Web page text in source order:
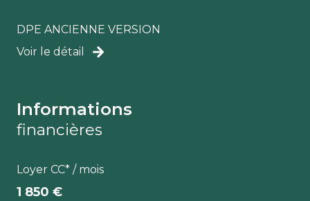
DPE ANCIENNE VERSION
Voir le détail
Informations
financières
Loyer CC* / mois
1 850 €